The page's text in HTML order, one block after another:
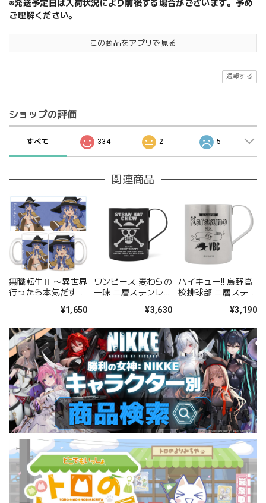
※発送予定日は入荷状況により前後する場合がございます。予め
ご理解ください。
この商品をアプリで見る
通報する
ショップの評価
すべて 334 2 5
関連商品
無職転生Ⅱ 〜異世界
行ったら本気だす〜
シー・ミグルディ
¥1,650
ワンピース 麦わらの
一味 二層ステンレス
¥3,630
ハイキュー!! 烏野高
校排球部 二層ステン
¥3,190